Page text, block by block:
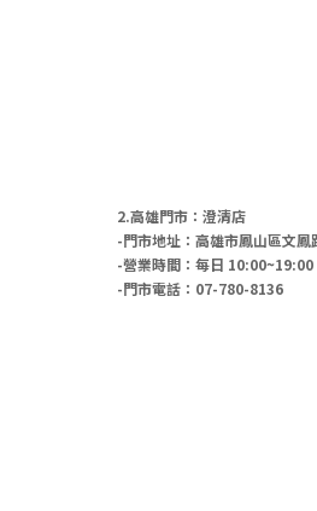
2.高雄門市：澄清店
-門市地址：高雄市鳳山區文鳳
-營業時間：每日 10:00~19:00
-門市電話：07-780-8136